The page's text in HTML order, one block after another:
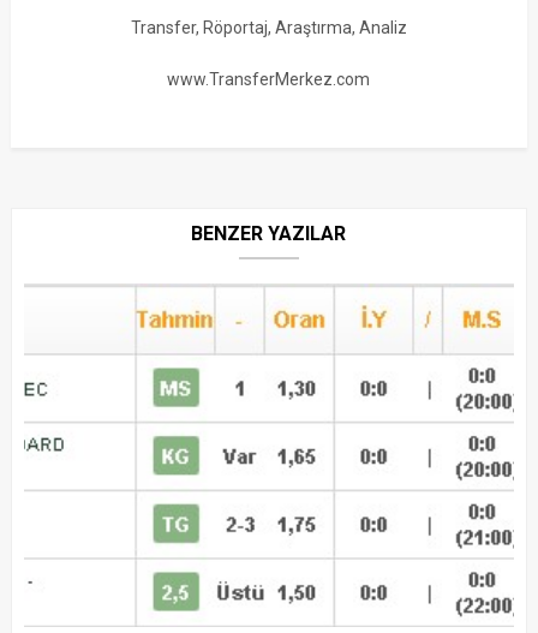
Transfer, Röportaj, Araştırma, Analiz
www.TransferMerkez.com
BENZER YAZILAR